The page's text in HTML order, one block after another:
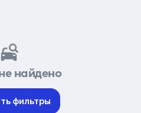
найдено
фильтры